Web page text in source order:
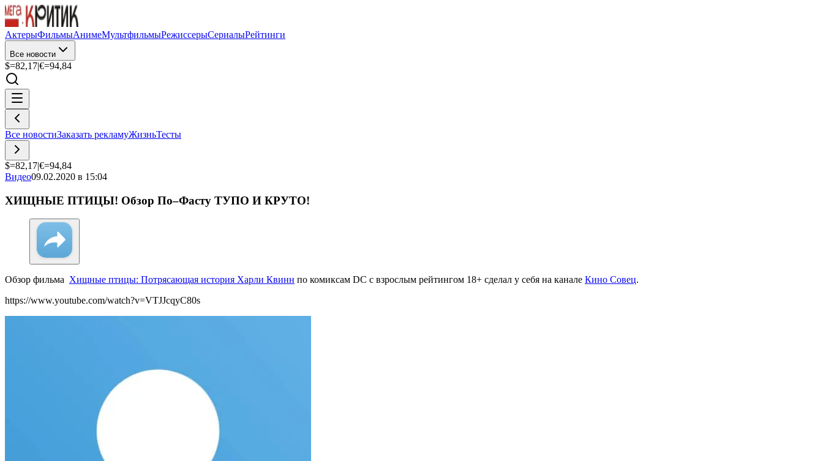
АктерыФильмыАнимеМультфильмыРежиссерыСериалыРейтинги
Все новости
$=82,17|€=94,84
Все новостиЗаказать рекламуЖизньТесты
$=82,17|€=94,84
Видео09.02.2020 в 15:04
ХИЩНЫЕ ПТИЦЫ! Обзор По–Фасту ТУПО И КРУТО!
Обзор фильма Хищные птицы: Потрясающая история Харли Квинн по комиксам DC с взрослым рейтингом 18+ сделал у себя на канале Кино Совец.
https://www.youtube.com/watch?v=VTJJcqyC80s